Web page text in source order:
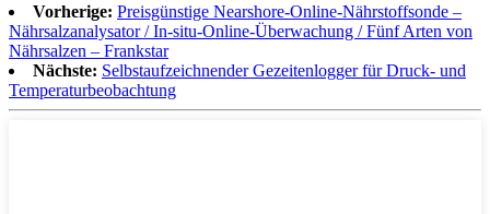
Vorherige: Preisgünstige Nearshore-Online-Nährstoffsonde –
Nährsalzanalysator / In-situ-Online-Überwachung / Fünf Arten von
Nährsalzen – Frankstar
Nächste: Selbstaufzeichnender Gezeitenlogger für Druck- und
Temperaturbeobachtung